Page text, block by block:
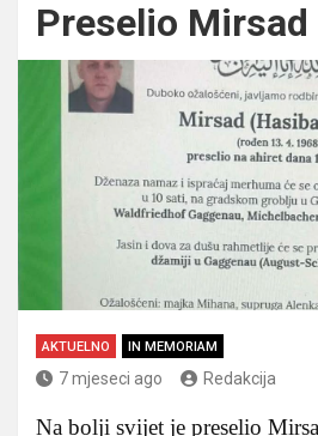
Preselio Mirsad
AKTUELNO IN MEMORIAM
7 mjeseci ago Redakcija
Na bolji svijet je preselio